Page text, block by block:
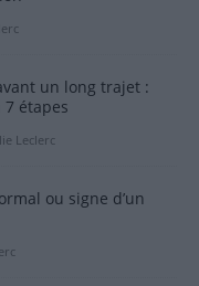
un long trajet :
étapes
Leclerc
ou signe d’un